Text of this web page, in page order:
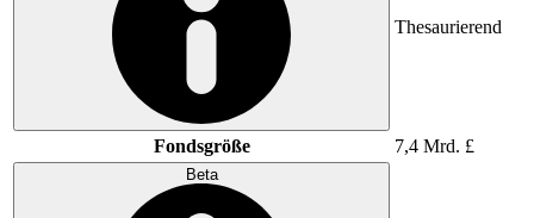
Thesaurierend
Fondsgröße 7,4 Mrd. £
Beta